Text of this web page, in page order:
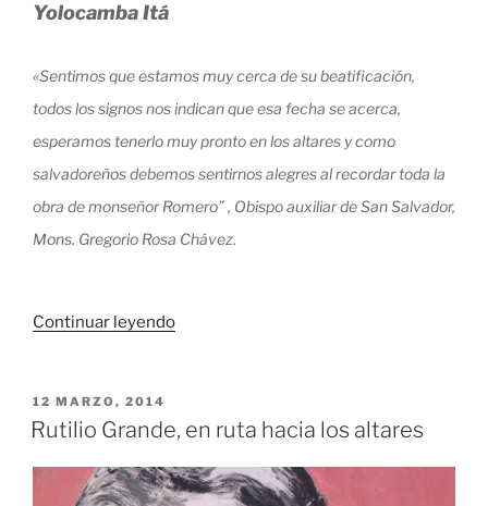
Yolocamba Itá
«Sentimos que estamos muy cerca de su beatificación,
todos los signos nos indican que esa fecha se acerca,
esperamos tenerlo muy pronto en los altares y como
salvadoreños debemos sentirnos alegres al recordar toda la
obra de monseñor Romero”, Obispo auxiliar de San Salvador,
Mons. Gregorio Rosa Chávez.
Continuar leyendo«Una
mientras
la
PUBLICADO
EL
12 MARZO, 2014
Rutilio Grande, en ruta hacia los altares